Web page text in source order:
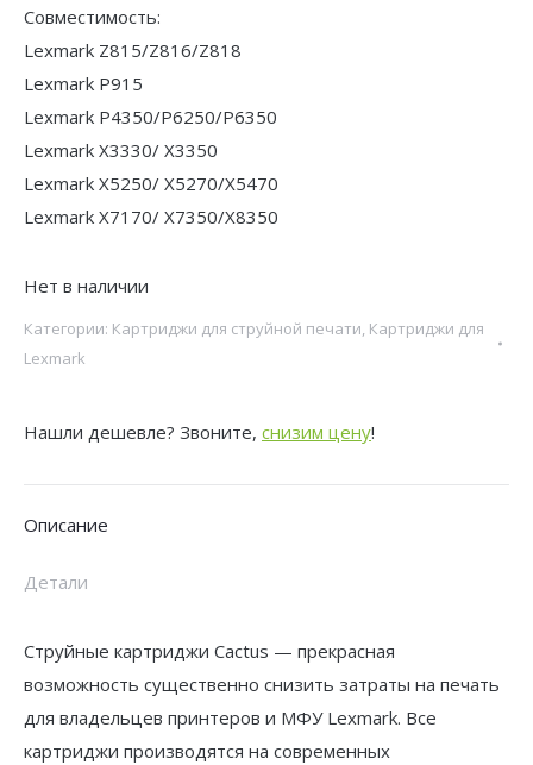
Совместимость:
Lexmark Z815/Z816/Z818
Lexmark P915
Lexmark P4350/P6250/P6350
Lexmark X3330/ X3350
Lexmark X5250/ X5270/X5470
Lexmark X7170/ X7350/X8350
Нет в наличии
Категории: Картриджи для струйной печати, Картриджи для
Lexmark
Нашли дешевле? Звоните, снизим цену!
Описание
Детали
Струйные картриджи Cactus — прекрасная
возможность существенно снизить затраты на печать
для владельцев принтеров и МФУ Lexmark. Все
картриджи производятся на современных